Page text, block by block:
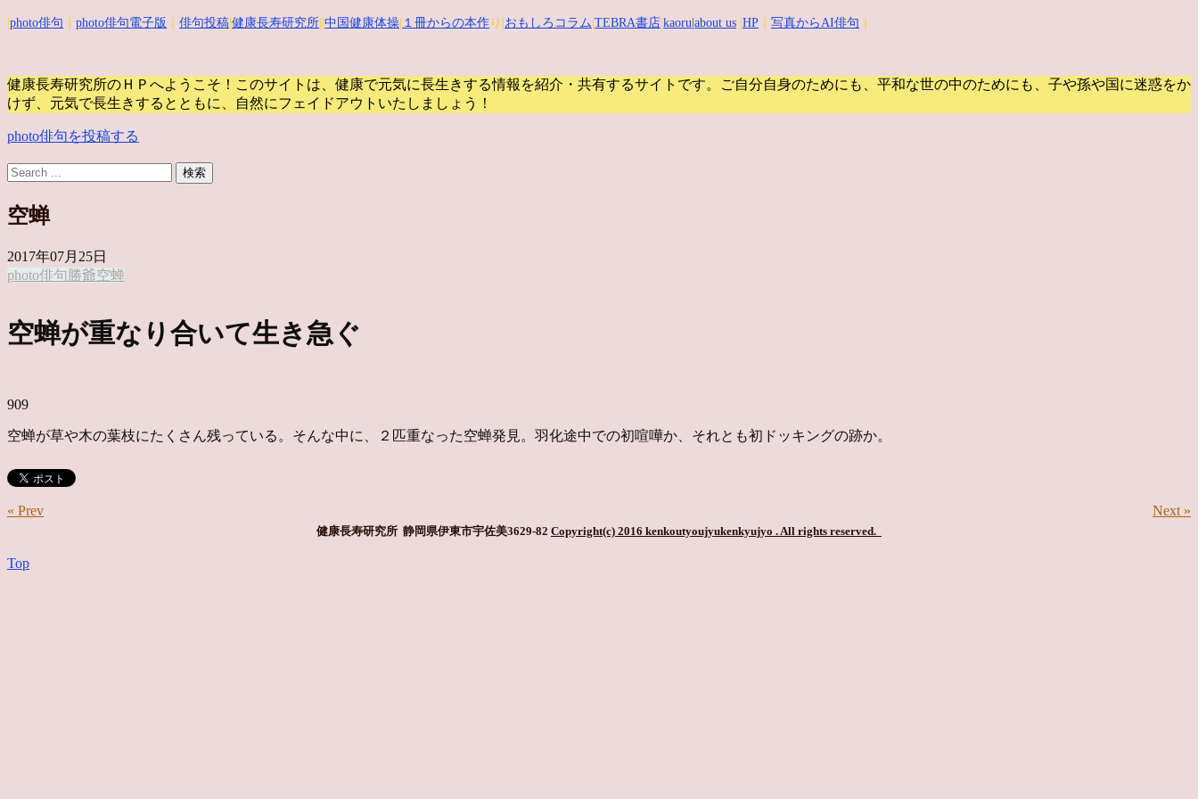
photo俳句 photo俳句電子版 俳句投稿 健康長寿研究所 中国健康体操 １冊からの本作 り| おもしろコラム TEBRA書店 kaoru |about us HP 写真からAI俳句
健康長寿研究所のＨＰへようこそ！このサイトは、健康で元気に長生きする情報を紹介・共有するサイトです。
ご自分自身のためにも、平和な世の中のためにも、子や孫や国に迷惑をか
けず、元気で長生きするとともに、自然にフェイドアウトいたしましょう！
photo俳句を投稿する
空蝉
2017年07月25日
photo俳句 勝爺空蝉
空蝉が重なり合いて生き急ぐ
909
空蝉が草や木の葉枝にたくさん残っている。そんな中に、２匹重なった空蝉発見。羽化途中での初喧嘩か、それとも初ドッキングの跡か。
« Prev Next »
健康長寿研究所 静岡県伊東市宇佐美3629-82 Copyright(c) 2016 kenkoutyoujyukenkyujyo . All rights reserved.
Top